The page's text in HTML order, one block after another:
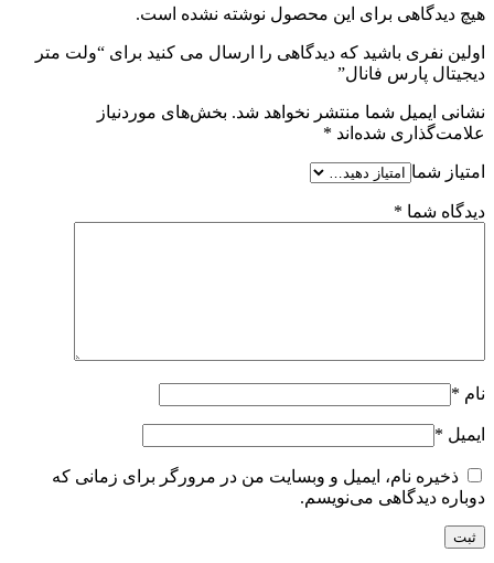
هیچ دیدگاهی برای این محصول نوشته نشده است.
اولین نفری باشید که دیدگاهی را ارسال می کنید برای “ولت متر
دیجیتال پارس فانال”
نشانی ایمیل شما منتشر نخواهد شد. بخش‌های موردنیاز
علامت‌گذاری شده‌اند *
امتیاز شما
دیدگاه شما *
نام *
ایمیل *
ذخیره نام، ایمیل و وبسایت من در مرورگر برای زمانی که
دوباره دیدگاهی می‌نویسم.